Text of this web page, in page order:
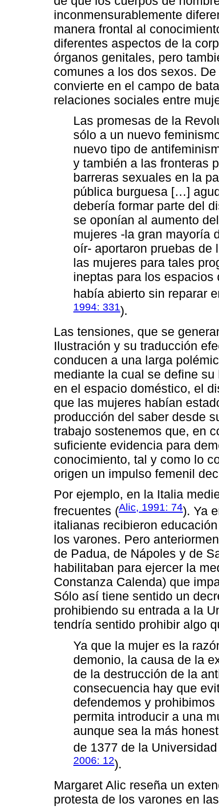
inconmensurablemente
manera frontal al
diferentes aspectos de la
órganos genitales, pero
comunes a los dos sexos.
convierte en el campo de
relaciones sociales entre
Las promesas de la
sólo a un nuevo
nuevo tipo de
y también a las fronteras
barreras sexuales en la
pública burguesa […]
debería formar parte del
se oponían al aumento
mujeres -la gran mayoría
oír- aportaron pruebas
las mujeres para tales
ineptas para los
había abierto sin reparar
1994: 331).
Las tensiones, que se
Ilustración y su traducción
conducen a una larga
mediante la cual se define
en el espacio doméstico, el
que las mujeres habían
producción del saber desde
trabajo sostenemos que, en
suficiente evidencia para
conocimiento, tal y como lo
origen un impulso femenil
Por ejemplo, en la Italia
frecuentes (Alic, 1991: 74). Ya
italianas recibieron
los varones. Pero
de Padua, de Nápoles y de
habilitaban para ejercer la
Constanza Calenda) que
Sólo así tiene sentido un
prohibiendo su entrada a la
tendría sentido prohibir algo
Ya que la mujer es la
demonio, la causa de la
de la destrucción de la
consecuencia hay que
defendemos y
permita introducir a una
aunque sea la más
de 1377 de la
2006: 12).
Margaret Alic reseña un
protesta de los varones en